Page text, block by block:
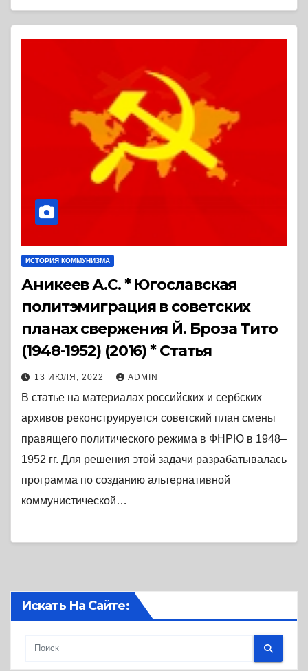
ИСТОРИЯ КОММУНИЗМА
Аникеев А.С. * Югославская
политэмиграция в советских
планах свержения Й. Броза Тито
(1948-1952) (2016) * Статья
13 ИЮЛЯ, 2022 ADMIN
В статье на материалах российских и сербских
архивов реконструируется советский план смены
правящего политического режима в ФНРЮ в 1948–
1952 гг. Для решения этой задачи разрабатывалась
программа по созданию альтернативной
коммунистической…
Искать На Сайте: